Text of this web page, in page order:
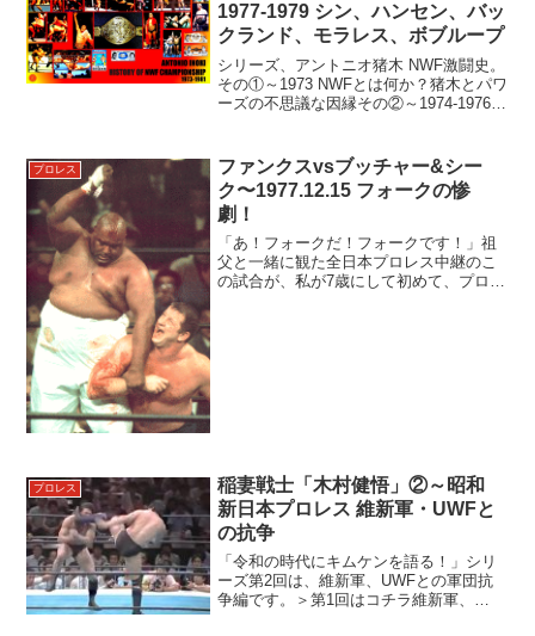
1977-1979 シン、ハンセン、バッ
クランド、モラレス、ボブループ
シリーズ、アントニオ猪木 NWF激闘史。
その①～1973 NWFとは何か？猪木とパワ
ーズの不思議な因縁その②～1974-1976 S
します。＜1977（昭和52...
プロレス
ファンクスvsブッチャー&シー
ク〜1977.12.15 フォークの惨
劇！
「あ！フォークだ！フォークです！」祖
父と一緒に観た全日本プロレス中継のこ
の試合が、私が7歳にして初めて、プロレ
プロレス
稲妻戦士「木村健悟」②～昭和
新日本プロレス 維新軍・UWFと
の抗争
「令和の時代にキムケンを語る！」シリ
ーズ第2回は、維新軍、UWFとの軍団抗
争編です。＞第1回はコチラ維新軍、